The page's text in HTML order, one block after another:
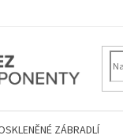
ZÁBRADLÍ